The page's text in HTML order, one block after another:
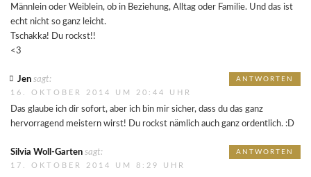
Männlein oder Weiblein, ob in Beziehung, Alltag oder Familie. Und das ist
echt nicht so ganz leicht.
Tschakka! Du rockst!!
<3
Jen sagt:
16. OKTOBER 2014 UM 20:44 UHR
Das glaube ich dir sofort, aber ich bin mir sicher, dass du das ganz
hervorragend meistern wirst! Du rockst nämlich auch ganz ordentlich. :D
ANTWORTEN
Silvia Woll-Garten sagt:
17. OKTOBER 2014 UM 8:29 UHR
ANTWORTEN